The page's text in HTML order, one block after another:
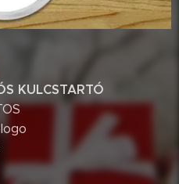
KULCSTARTÓ